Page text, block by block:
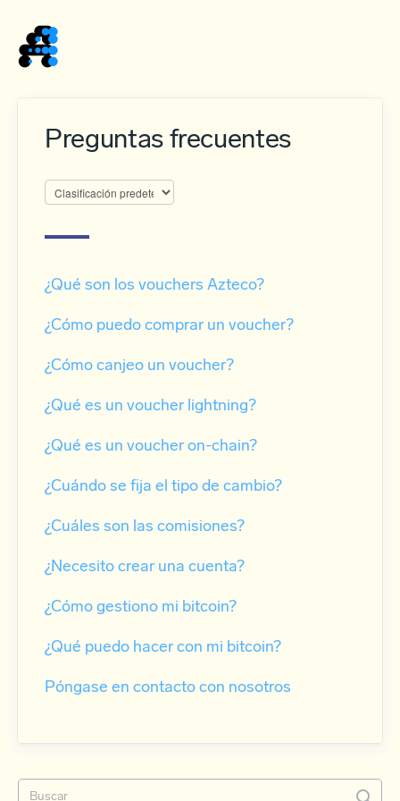
Home
Preguntas frecuentes
¿Qué son los vouchers Azteco?
¿Cómo puedo comprar un voucher?
¿Cómo canjeo un voucher?
¿Qué es un voucher lightning?
¿Qué es un voucher on-chain?
¿Cuándo se fija el tipo de cambio?
¿Cuáles son las comisiones?
¿Necesito crear una cuenta?
¿Cómo gestiono mi bitcoin?
¿Qué puedo hacer con mi bitcoin?
Póngase en contacto con nosotros